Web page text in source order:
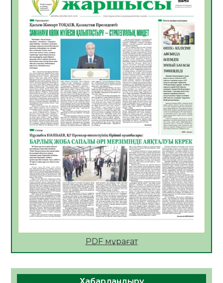
Инфекциялық ауруларға қарсы иммундау
жұмыстарының тиімділігі
06.08.2026
40
Көкжөтел ауруы туралы
06.08.2026
36
АПВ вакцинасы туралы мәлімет
06.08.2026
36
Open Air: Қызылорда облысы полиция
департаменті 20 мыңнан астам
көрерменнің қауіпсіздігін қамтамасыз етті
06.08.2026
48
ҚЫЗЫЛОРДАДА «САНАЛЫ ҰРПАҚ –
ЖАРҚЫН БОЛАШАҚ» АТТЫ КЕҢЕЙТІЛГЕН
МӘЖІЛІС ӨТТІ
05.08.2026
49
Қазақстан Орталық Азиядағы көшуге ең
азаматтың міндеті
PDF мұрағат